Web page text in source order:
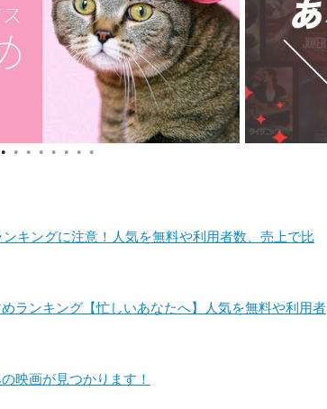
● ● ● ● ● ● ● ●
キングに注意！人気を無料や利用者数、売上で比
ランキング【忙しいあなたへ】人気を無料や利用者
映画が見つかります！